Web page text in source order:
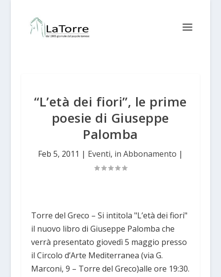
“L’età dei fiori”, le prime
poesie di Giuseppe
Palomba
Feb 5, 2011 | Eventi, in Abbonamento |
Torre del Greco – Si intitola "L’età dei fiori"
il nuovo libro di Giuseppe Palomba che
verrà presentato giovedì 5 maggio presso
il Circolo d’Arte Mediterranea (via G.
Marconi, 9 – Torre del Greco)alle ore 19:30.